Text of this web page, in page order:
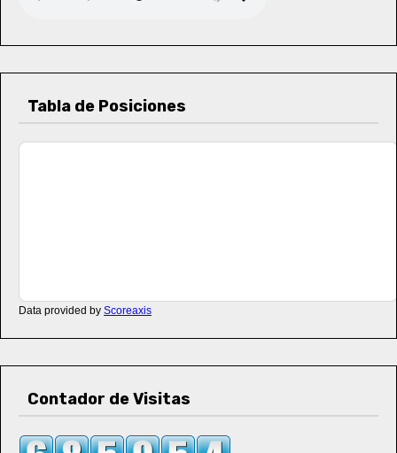
Tabla de Posiciones
Data provided by Scoreaxis
Contador de Visitas